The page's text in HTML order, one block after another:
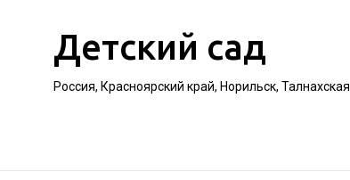
Детский сад
Россия, Красноярский край, Норильск, Талнахская